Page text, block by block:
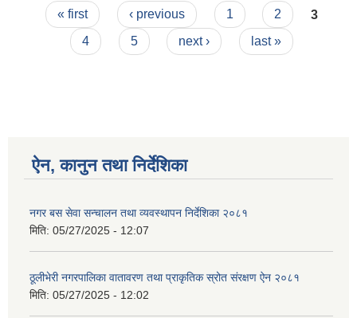
Pages
« first ‹ previous 1 2
3
4
5 next › last »
ऐन, कानुन तथा निर्देशिका
नगर बस सेवा सन्चालन तथा व्यवस्थापन निर्देशिका २०८१
मिति: 05/27/2025 - 12:07
ठूलीभेरी नगरपालिका वातावरण तथा प्राकृतिक स्रोत संरक्षण ऐन २०८१
मिति: 05/27/2025 - 12:02